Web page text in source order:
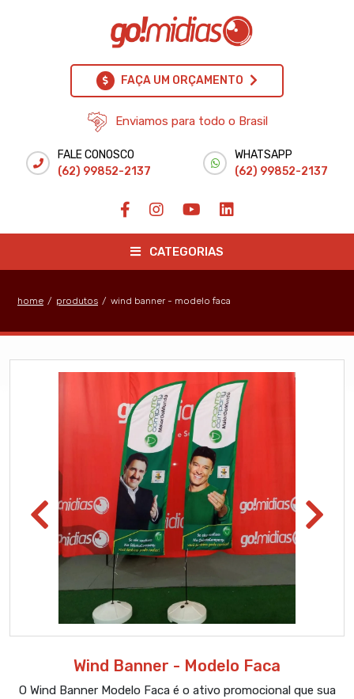
FAÇA UM ORÇAMENTO
Enviamos para todo o Brasil
FALE CONOSCO
(62) 99852-2137
WHATSAPP
(62) 99852-2137
CATEGORIAS
home / produtos / wind banner - modelo faca
Wind Banner - Modelo Faca
O Wind Banner Modelo Faca é o ativo promocional que sua